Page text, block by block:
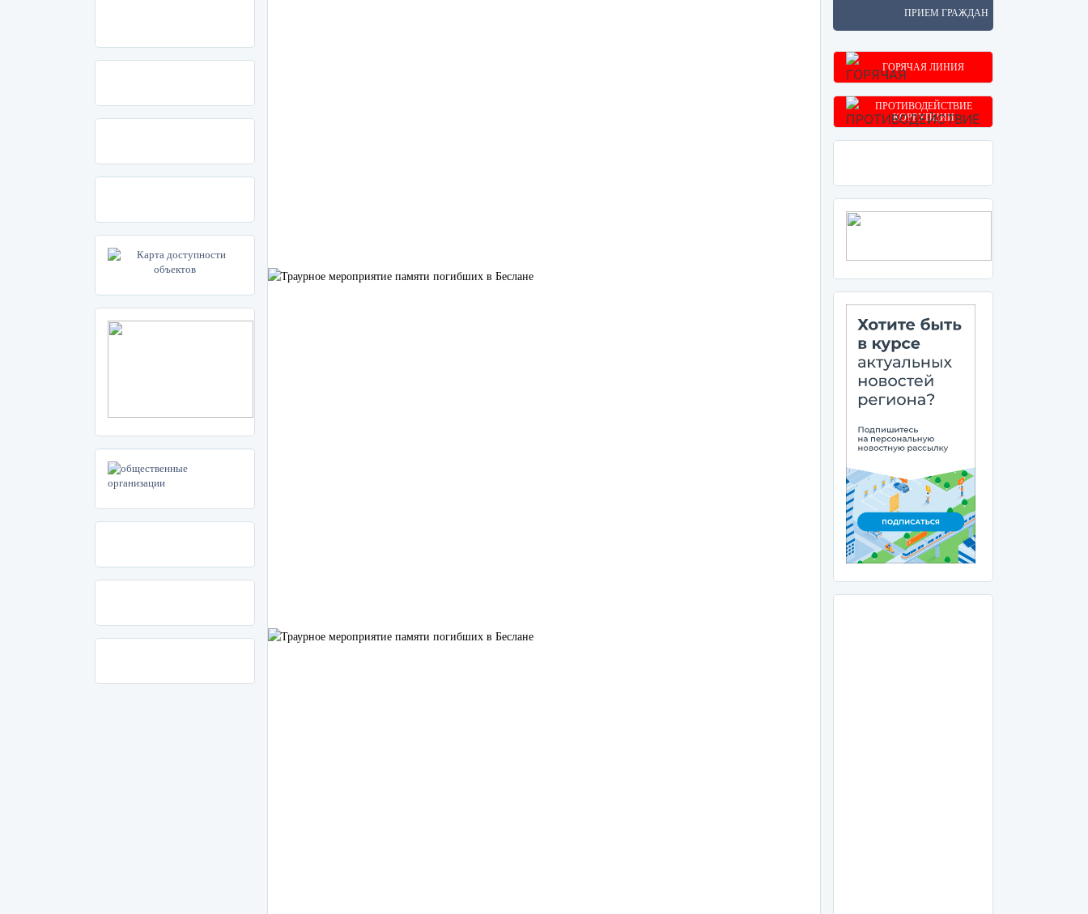
ПРИЕМ ГРАЖДАН
ГОРЯЧАЯ ЛИНИЯ
ПРОТИВОДЕЙСТВИЕ
КОРРУПЦИИ